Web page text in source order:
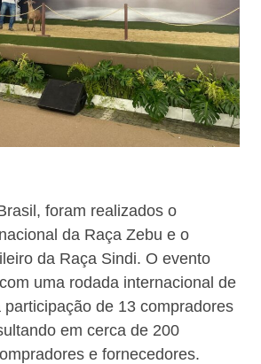
foram realizados o
da Raça Zebu e o
da Raça Sindi. O evento
uma rodada internacional de
participação de 13 compradores
em cerca de 200
e fornecedores.